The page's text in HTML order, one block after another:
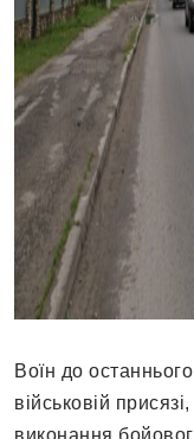
Воїн до
військовій